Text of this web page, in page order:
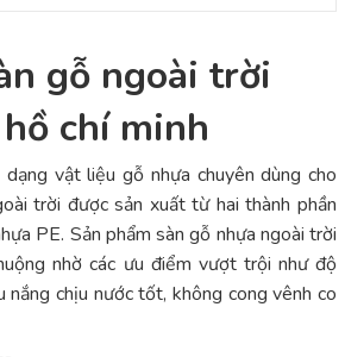
gỗ ngoài trời
chí minh
dạng vật liệu gỗ nhựa chuyên dùng cho
trời được sản xuất từ hai thành phần
PE. Sản phẩm sàn gỗ nhựa ngoài trời
nhờ các ưu điểm vượt trội như độ
nắng chịu nước tốt, không cong vênh co